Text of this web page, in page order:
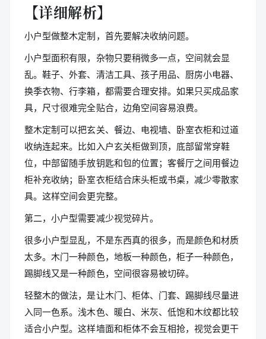
【详细解析】
小户型做整木定制，首先要解决收纳问题。
小户型面积有限，杂物只要稍微多一点，空间就会显
乱。鞋子、外套、清洁工具、孩子用品、厨房小电器、
换季衣物、行李箱，都需要合理安排。如果只买成品家
具，尺寸很难完全贴合，边角空间容易浪费。
整木定制可以把玄关、餐边、电视墙、卧室衣柜和过道
收纳连起来。比如入户玄关柜做到顶，底部留常穿鞋
位，中部留随手放钥匙和包的位置；客餐厅之间用餐边
柜补充收纳；卧室衣柜结合床头柜或书桌，减少零散家
具。这样空间会更完整。
第二，小户型需要减少视觉碎片。
很多小户型显乱，不是东西真的很多，而是颜色和材质
太多。木门一种颜色，地板一种颜色，柜子一种颜色，
踢脚线又是一种颜色，空间很容易被切碎。
轻整木的做法，是让木门、柜体、门套、踢脚线尽量进
入同一色系。浅木色、暖白、米灰、低饱和木纹都比较
适合小户型。这样墙面和柜体不会互相抢，视觉会更干